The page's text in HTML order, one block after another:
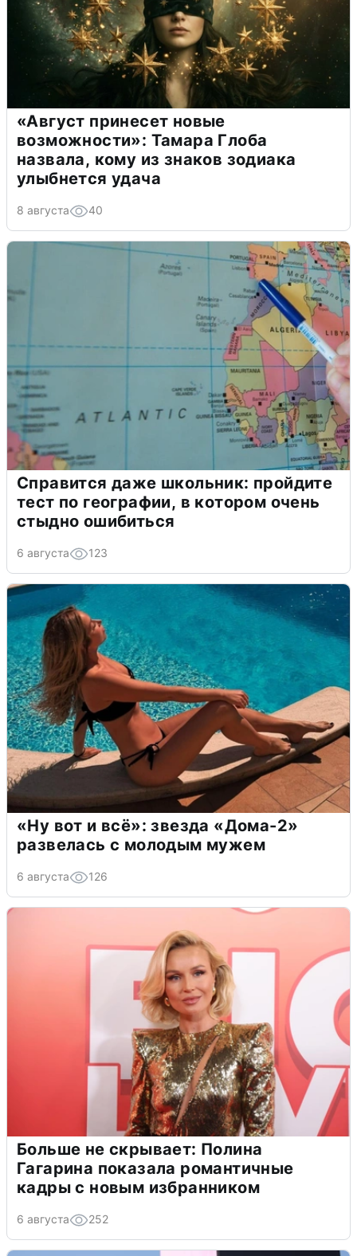
«Август принесет новые
возможности»: Тамара Глоба
назвала, кому из знаков зодиака
улыбнется удача
8 августа 40
Справится даже школьник: пройдите
тест по географии, в котором очень
стыдно ошибиться
6 августа 123
«Ну вот и всё»: звезда «Дома-2»
развелась с молодым мужем
6 августа 126
Больше не скрывает: Полина
Гагарина показала романтичные
кадры с новым избранником
6 августа 252